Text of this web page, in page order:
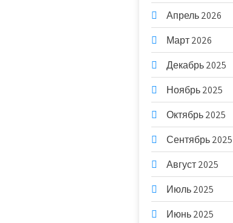
Апрель 2026
Март 2026
Декабрь 2025
Ноябрь 2025
Октябрь 2025
Сентябрь 2025
Август 2025
Июль 2025
Июнь 2025